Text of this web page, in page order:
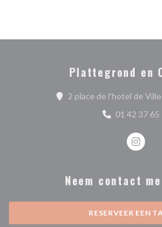
Plattegrond en
2 place de l'hotel de
01 42 37 65
Neem contact
RESERVEER EEN